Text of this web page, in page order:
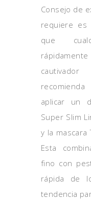
Consejo de
requiere es
que
aplicar un
Super Slim
y la mascara
Esta
fino con
rápida de
tendencia